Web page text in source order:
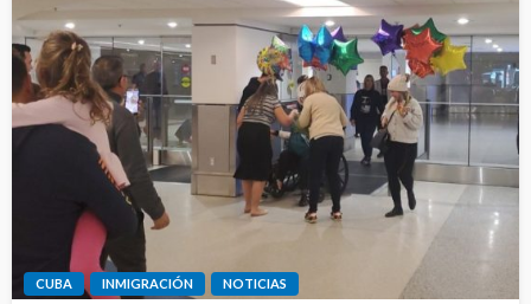
CUBA INMIGRACIÓN NOTICIAS